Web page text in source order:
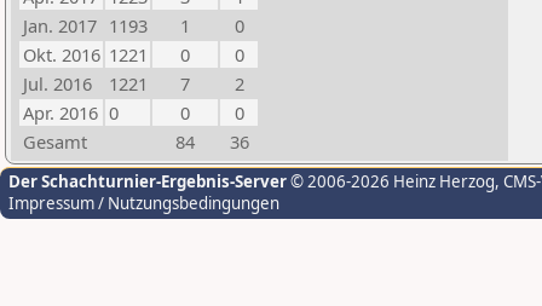
Jan. 2017 1193 1
0
Okt. 2016 1221 0
0
Jul. 2016
1221 7
2
Apr. 2016 0 0
0
Gesamt
84 36
Der Schachturnier-Ergebnis-Server© 2006-2026 Heinz Herzog,
Impressum / Nutzungsbedingungen